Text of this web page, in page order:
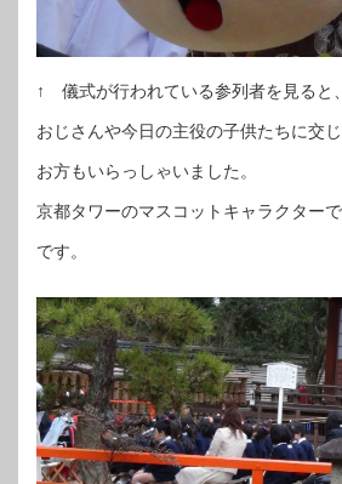
↑ 儀式が行われている参列者を見ると
おじさんや今日の主役の子供たちに交
お方もいらっしゃいました。
京都タワーのマスコットキャラクター
です。